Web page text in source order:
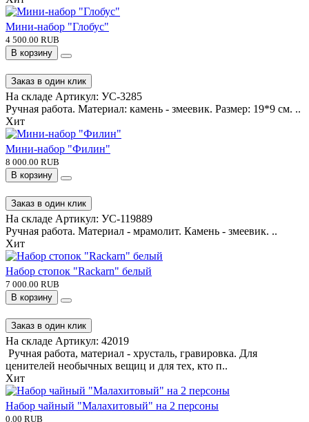
Мини-набор "Глобус"
4 500.00 RUB
В корзину
Заказ в один клик
На складе Артикул: УС-3285
Ручная работа. Материал: камень - змеевик. Размер: 19*9 см. ..
Хит
Мини-набор "Филин"
8 000.00 RUB
В корзину
Заказ в один клик
На складе Артикул: УС-119889
Ручная работа. Материал - мрамолит. Камень - змеевик. ..
Хит
Набор стопок "Rackarn" белый
7 000.00 RUB
В корзину
Заказ в один клик
На складе Артикул: 42019
Ручная работа, материал - хрусталь, гравировка. Для
ценителей необычных вещиц и для тех, кто п..
Хит
Набор чайный "Малахитовый" на 2 персоны
0.00 RUB